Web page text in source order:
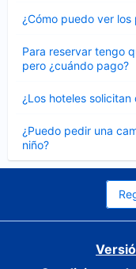
¿Cómo puedo ver los
cerrado
Para reservar tengo
pero ¿cuándo pago?
cerrado
¿Los hoteles
cerrado
¿Puedo pedir una
niño?
cerrado